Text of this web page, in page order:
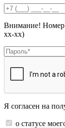
Внимание! Номер
хх-хх)
Я согласен на
о статусе